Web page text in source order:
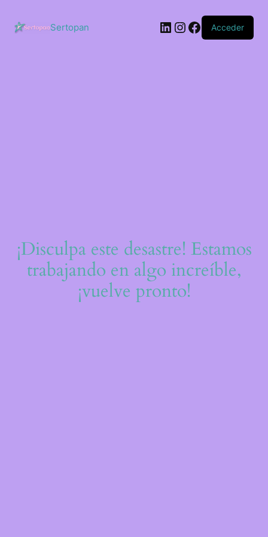
contenido
Sertopan LinkedIn
Instagram
Facebook
Acceder
¡Disculpa este desastre! Estamos
trabajando en algo increíble,
¡vuelve pronto!